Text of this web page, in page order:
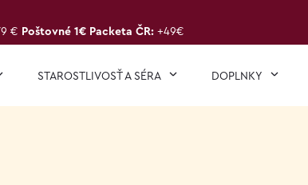
€ Poštovné 1€ Packeta ČR: +49€
STAROSTLIVOSŤ A SÉRA DOPLNKY